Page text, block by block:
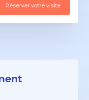
Réserver votre visite